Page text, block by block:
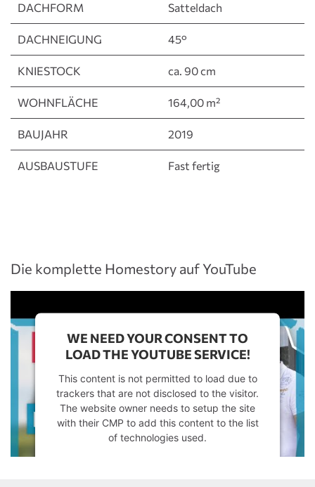
DACHFORM Satteldach
DACHNEIGUNG 45°
KNIESTOCK ca. 90 cm
WOHNFLÄCHE 164,00 m²
BAUJAHR 2019
AUSBAUSTUFE Fast fertig
Die komplette Homestory auf YouTube
WE NEED YOUR CONSENT TO
LOAD THE YOUTUBE SERVICE!
This content is not permitted to load due to
trackers that are not disclosed to the visitor.
The website owner needs to setup the site
with their CMP to add this content to the list
of technologies used.